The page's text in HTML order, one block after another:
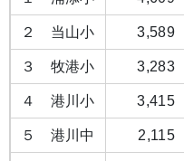
２ 当山小 3,589
３ 牧港小 3,283
４ 港川小 3,415
５ 港川中 2,115